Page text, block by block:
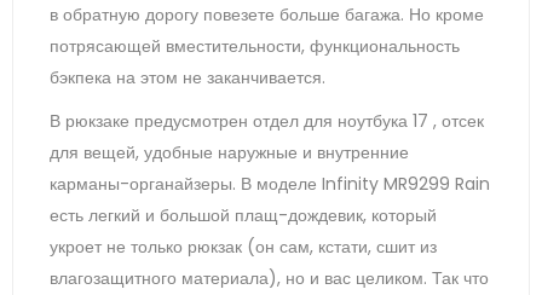
в обратную дорогу повезете больше багажа. Но кроме
потрясающей вместительности, функциональность
бэкпека на этом не заканчивается.
В рюкзаке предусмотрен отдел для ноутбука 17 , отсек
для вещей, удобные наружные и внутренние
карманы-органайзеры. В моделе Infinity MR9299 Rain
есть легкий и большой плащ-дождевик, который
укроет не только рюкзак (он сам, кстати, сшит из
влагозащитного материала), но и вас целиком. Так что